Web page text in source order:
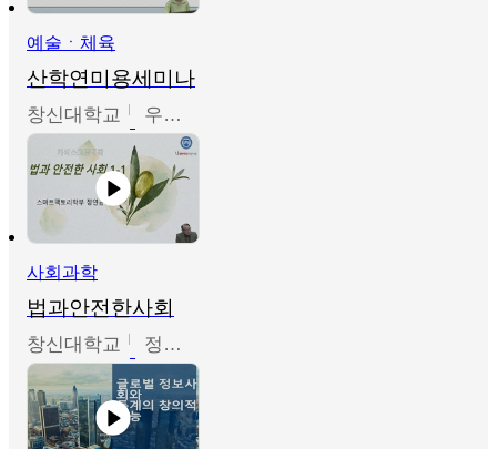
예술ㆍ체육
산학연미용세미나
창신대학교 우미옥,오윤경,박선이
사회과학
법과안전한사회
창신대학교 정연균